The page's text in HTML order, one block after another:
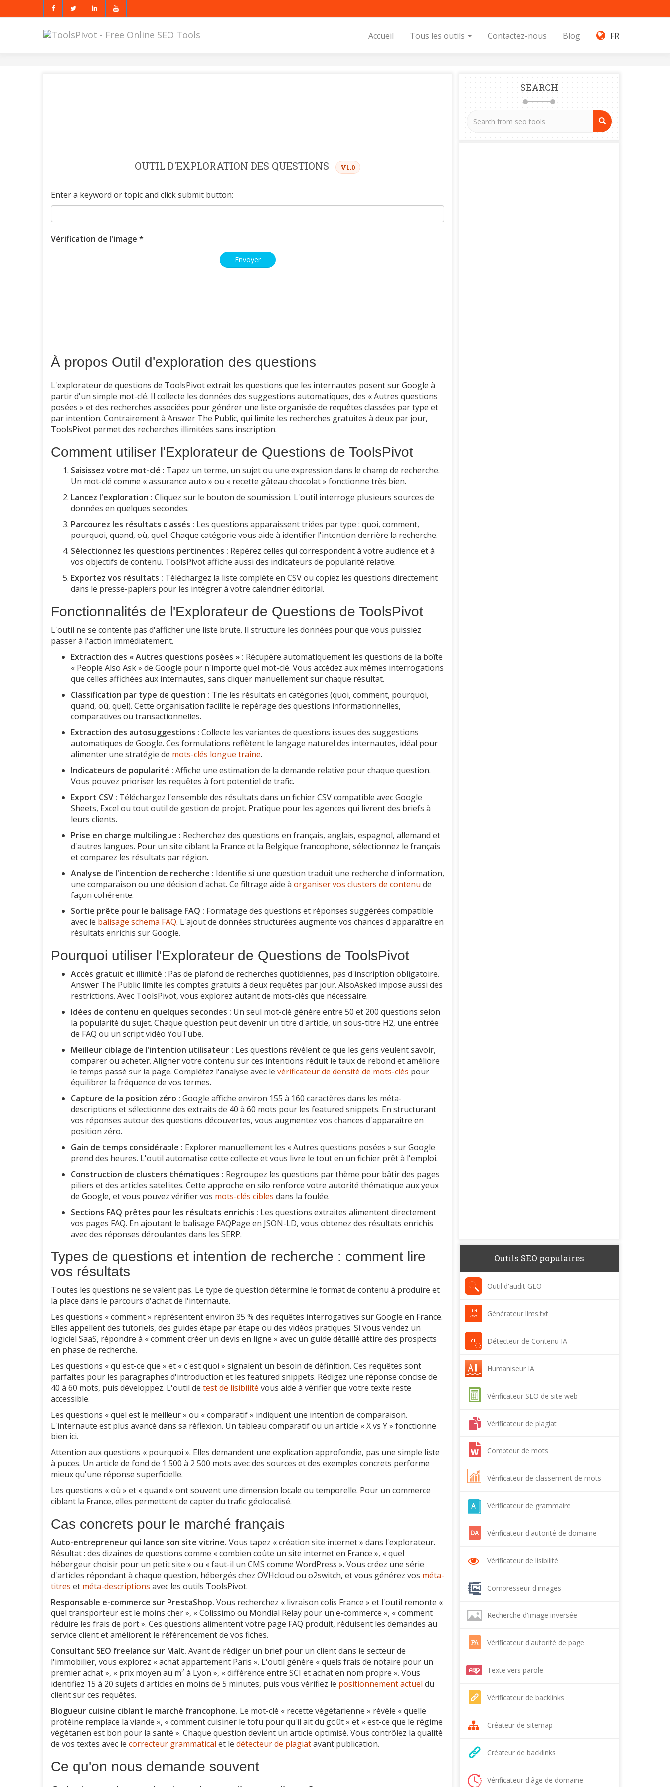
Accueil Tous les outils Contactez-nous Blog FR
OUTIL D'EXPLORATION DES QUESTIONS V1.0
Enter a keyword or topic and click submit button:
Vérification de l'image *
À propos Outil d'exploration des questions
L'explorateur de questions de ToolsPivot extrait les questions que les internautes posent sur Google à
partir d'un simple mot-clé. Il collecte les données des suggestions automatiques, des « Autres questions
posées » et des recherches associées pour générer une liste organisée de requêtes classées par type et
par intention. Contrairement à Answer The Public, qui limite les recherches gratuites à deux par jour,
ToolsPivot permet des recherches illimitées sans inscription.
Comment utiliser l'Explorateur de Questions de ToolsPivot
Saisissez votre mot-clé : Tapez un terme, un sujet ou une expression dans le champ de recherche.
Un mot-clé comme « assurance auto » ou « recette gâteau chocolat » fonctionne très bien.
Lancez l'exploration : Cliquez sur le bouton de soumission. L'outil interroge plusieurs sources de
données en quelques secondes.
Parcourez les résultats classés : Les questions apparaissent triées par type : quoi, comment,
pourquoi, quand, où, quel. Chaque catégorie vous aide à identifier l'intention derrière la recherche.
Sélectionnez les questions pertinentes : Repérez celles qui correspondent à votre audience et à
vos objectifs de contenu. ToolsPivot affiche aussi des indicateurs de popularité relative.
Exportez vos résultats : Téléchargez la liste complète en CSV ou copiez les questions directement
dans le presse-papiers pour les intégrer à votre calendrier éditorial.
Fonctionnalités de l'Explorateur de Questions de ToolsPivot
L'outil ne se contente pas d'afficher une liste brute. Il structure les données pour que vous puissiez
passer à l'action immédiatement.
Extraction des « Autres questions posées » : Récupère automatiquement les questions de la boîte
« People Also Ask » de Google pour n'importe quel mot-clé. Vous accédez aux mêmes interrogations
que celles affichées aux internautes, sans cliquer manuellement sur chaque résultat.
Classification par type de question : Trie les résultats en catégories (quoi, comment, pourquoi,
quand, où, quel). Cette organisation facilite le repérage des questions informationnelles,
comparatives ou transactionnelles.
Extraction des autosuggestions : Collecte les variantes de questions issues des suggestions
automatiques de Google. Ces formulations reflètent le langage naturel des internautes, idéal pour
alimenter une stratégie de mots-clés longue traîne.
Indicateurs de popularité : Affiche une estimation de la demande relative pour chaque question.
Vous pouvez prioriser les requêtes à fort potentiel de trafic.
Export CSV : Téléchargez l'ensemble des résultats dans un fichier CSV compatible avec Google
Sheets, Excel ou tout outil de gestion de projet. Pratique pour les agences qui livrent des briefs à
leurs clients.
Prise en charge multilingue : Recherchez des questions en français, anglais, espagnol, allemand et
d'autres langues. Pour un site ciblant la France et la Belgique francophone, sélectionnez le français
et comparez les résultats par région.
Analyse de l'intention de recherche : Identifie si une question traduit une recherche d'information,
une comparaison ou une décision d'achat. Ce filtrage aide à organiser vos clusters de contenu de
façon cohérente.
Sortie prête pour le balisage FAQ : Formatage des questions et réponses suggérées compatible
avec le balisage schema FAQ. L'ajout de données structurées augmente vos chances d'apparaître en
résultats enrichis sur Google.
Pourquoi utiliser l'Explorateur de Questions de ToolsPivot
Accès gratuit et illimité : Pas de plafond de recherches quotidiennes, pas d'inscription obligatoire.
Answer The Public limite les comptes gratuits à deux requêtes par jour. AlsoAsked impose aussi des
restrictions. Avec ToolsPivot, vous explorez autant de mots-clés que nécessaire.
Idées de contenu en quelques secondes : Un seul mot-clé génère entre 50 et 200 questions selon
la popularité du sujet. Chaque question peut devenir un titre d'article, un sous-titre H2, une entrée
de FAQ ou un script vidéo YouTube.
Meilleur ciblage de l'intention utilisateur : Les questions révèlent ce que les gens veulent savoir,
comparer ou acheter. Aligner votre contenu sur ces intentions réduit le taux de rebond et améliore
le temps passé sur la page. Complétez l'analyse avec le vérificateur de densité de mots-clés pour
équilibrer la fréquence de vos termes.
Capture de la position zéro : Google affiche environ 155 à 160 caractères dans les méta-
descriptions et sélectionne des extraits de 40 à 60 mots pour les featured snippets. En structurant
vos réponses autour des questions découvertes, vous augmentez vos chances d'apparaître en
position zéro.
Gain de temps considérable : Explorer manuellement les « Autres questions posées » sur Google
prend des heures. L'outil automatise cette collecte et vous livre le tout en un fichier prêt à l'emploi.
Construction de clusters thématiques : Regroupez les questions par thème pour bâtir des pages
piliers et des articles satellites. Cette approche en silo renforce votre autorité thématique aux yeux
de Google, et vous pouvez vérifier vos mots-clés cibles dans la foulée.
Sections FAQ prêtes pour les résultats enrichis : Les questions extraites alimentent directement
vos pages FAQ. En ajoutant le balisage FAQPage en JSON-LD, vous obtenez des résultats enrichis
avec des réponses déroulantes dans les SERP.
Types de questions et intention de recherche : comment lire
vos résultats
Toutes les questions ne se valent pas. Le type de question détermine le format de contenu à produire et
la place dans le parcours d'achat de l'internaute.
Les questions « comment » représentent environ 35 % des requêtes interrogatives sur Google en France.
Elles appellent des tutoriels, des guides étape par étape ou des vidéos pratiques. Si vous vendez un
logiciel SaaS, répondre à « comment créer un devis en ligne » avec un guide détaillé attire des prospects
en phase de recherche.
Les questions « qu'est-ce que » et « c'est quoi » signalent un besoin de définition. Ces requêtes sont
parfaites pour les paragraphes d'introduction et les featured snippets. Rédigez une réponse concise de
40 à 60 mots, puis développez. L'outil de test de lisibilité vous aide à vérifier que votre texte reste
accessible.
Les questions « quel est le meilleur » ou « comparatif » indiquent une intention de comparaison.
L'internaute est plus avancé dans sa réflexion. Un tableau comparatif ou un article « X vs Y » fonctionne
bien ici.
Attention aux questions « pourquoi ». Elles demandent une explication approfondie, pas une simple liste
à puces. Un article de fond de 1 500 à 2 500 mots avec des sources et des exemples concrets performe
mieux qu'une réponse superficielle.
Les questions « où » et « quand » ont souvent une dimension locale ou temporelle. Pour un commerce
ciblant la France, elles permettent de capter du trafic géolocalisé.
Cas concrets pour le marché français
Auto-entrepreneur qui lance son site vitrine. Vous tapez « création site internet » dans l'explorateur.
Résultat : des dizaines de questions comme « combien coûte un site internet en France », « quel
hébergeur choisir pour un petit site » ou « faut-il un CMS comme WordPress ». Vous créez une série
d'articles répondant à chaque question, hébergés chez OVHcloud ou o2switch, et vous générez vos méta-
titres et méta-descriptions avec les outils ToolsPivot.
Responsable e-commerce sur PrestaShop. Vous recherchez « livraison colis France » et l'outil remonte «
quel transporteur est le moins cher », « Colissimo ou Mondial Relay pour un e-commerce », « comment
réduire les frais de port ». Ces questions alimentent votre page FAQ produit, réduisent les demandes au
service client et améliorent le référencement de vos fiches.
Consultant SEO freelance sur Malt. Avant de rédiger un brief pour un client dans le secteur de
l'immobilier, vous explorez « achat appartement Paris ». L'outil génère « quels frais de notaire pour un
premier achat », « prix moyen au m² à Lyon », « différence entre SCI et achat en nom propre ». Vous
identifiez 15 à 20 sujets d'articles en moins de 5 minutes, puis vous vérifiez le positionnement actuel du
client sur ces requêtes.
Blogueur cuisine ciblant le marché francophone. Le mot-clé « recette végétarienne » révèle « quelle
protéine remplace la viande », « comment cuisiner le tofu pour qu'il ait du goût » et « est-ce que le régime
végétarien est bon pour la santé ». Chaque question devient un article optimisé. Vous contrôlez la qualité
de vos textes avec le correcteur grammatical et le détecteur de plagiatavant publication.
Ce qu'on nous demande souvent
SEARCH
Outils SEO populaires
Outil d'audit GEO
Générateur llms.txt
Détecteur de Contenu IA
Humaniseur IA
Vérificateur SEO de site web
Vérificateur de plagiat
Compteur de mots
Vérificateur de classement de mots-
Vérificateur de grammaire
Vérificateur d'autorité de domaine
Vérificateur de lisibilité
Compresseur d'images
Recherche d'image inversée
Vérificateur d'autorité de page
Texte vers parole
Vérificateur de backlinks
Créateur de sitemap
Créateur de backlinks
Vérificateur d'âge de domaine